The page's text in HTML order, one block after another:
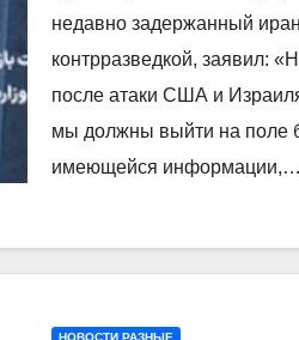
недавно задержанный
контрразведкой, заявил:
после атаки США и
мы должны выйти на поле
имеющейся информации,…
НОВОСТИ РАЗНЫЕ